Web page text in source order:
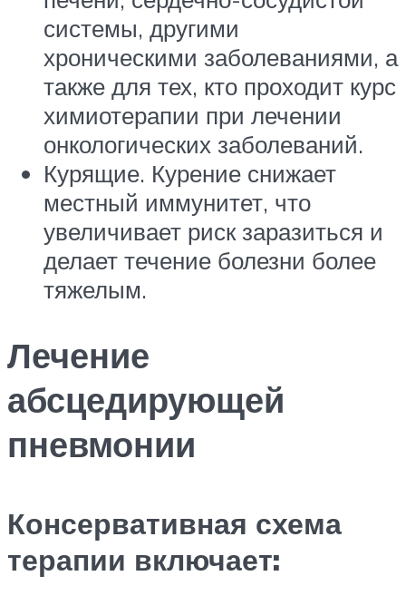
системы, другими
хроническими заболеваниями, а
также для тех, кто проходит курс
химиотерапии при лечении
онкологических заболеваний.
Курящие. Курение снижает
местный иммунитет, что
увеличивает риск заразиться и
делает течение болезни более
тяжелым.
Лечение
абсцедирующей
пневмонии
Консервативная схема
терапии включает: